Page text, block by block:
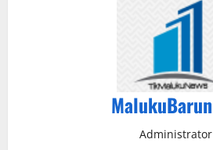
Administrator